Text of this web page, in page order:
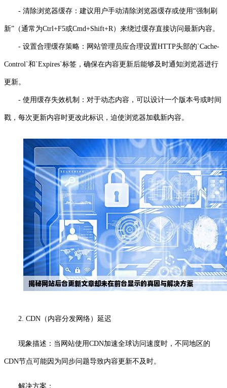
- 清除浏览器缓存：建议用户手动清除浏览器缓存或使用“强制刷
新”（通常为Ctrl+F5或Cmd+Shift+R）来绕过缓存直接访问最新内容。
- 设置合理缓存策略：网站管理员应合理设置HTTP头部的`Cache-
Control`和`Expires`标签，确保在内容更新后能够及时通知浏览器进行
更新。
- 使用缓存失效机制：对于动态内容，可以设计一个版本号或时间
戳，每次更新内容时更改此标识，迫使浏览器加载新内容。
2. CDN（内容分发网络）延迟
现象描述：当网站使用CDN加速全球访问速度时，不同地区的
CDN节点可能因为同步问题导致内容更新不及时。
解决方案：